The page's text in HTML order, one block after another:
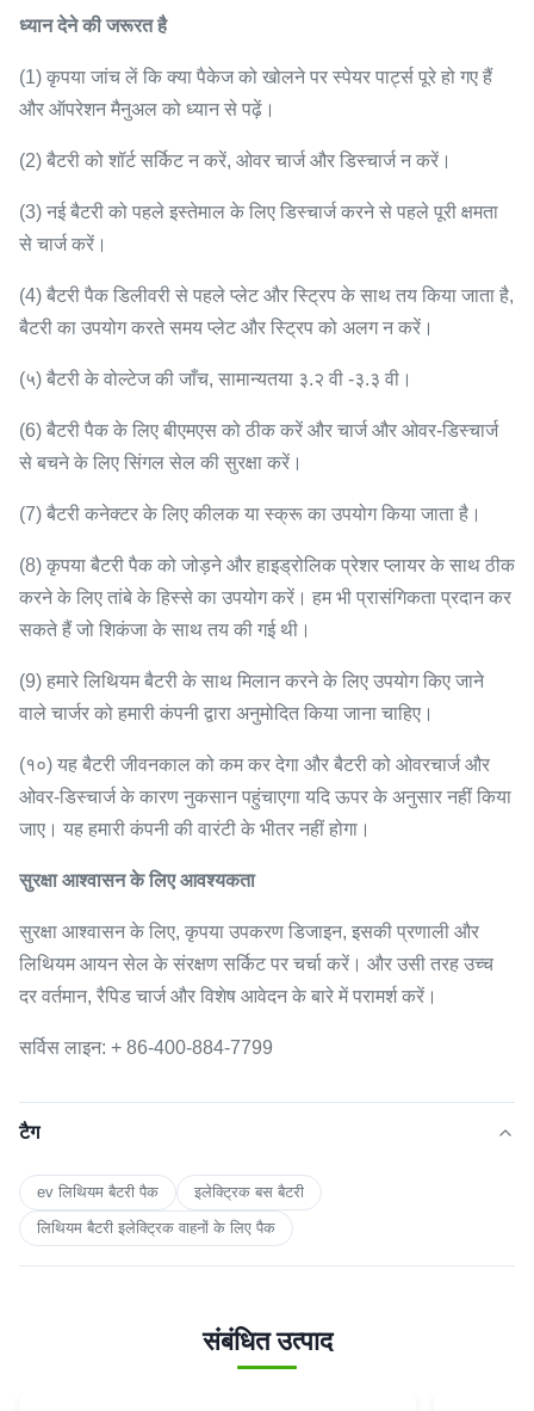
ध्यान देने की जरूरत है
(1) कृपया जांच लें कि क्या पैकेज को खोलने पर स्पेयर पार्ट्स पूरे हो गए हैं
और ऑपरेशन मैनुअल को ध्यान से पढ़ें।
(2) बैटरी को शॉर्ट सर्किट न करें, ओवर चार्ज और डिस्चार्ज न करें।
(3) नई बैटरी को पहले इस्तेमाल के लिए डिस्चार्ज करने से पहले पूरी क्षमता
से चार्ज करें।
(4) बैटरी पैक डिलीवरी से पहले प्लेट और स्ट्रिप के साथ तय किया जाता है,
बैटरी का उपयोग करते समय प्लेट और स्ट्रिप को अलग न करें।
(५) बैटरी के वोल्टेज की जाँच, सामान्यतया ३.२ वी -३.३ वी।
(6) बैटरी पैक के लिए बीएमएस को ठीक करें और चार्ज और ओवर-डिस्चार्ज
से बचने के लिए सिंगल सेल की सुरक्षा करें।
(7) बैटरी कनेक्टर के लिए कीलक या स्क्रू का उपयोग किया जाता है।
(8) कृपया बैटरी पैक को जोड़ने और हाइड्रोलिक प्रेशर प्लायर के साथ ठीक
करने के लिए तांबे के हिस्से का उपयोग करें। हम भी प्रासंगिकता प्रदान कर
सकते हैं जो शिकंजा के साथ तय की गई थी।
(9) हमारे लिथियम बैटरी के साथ मिलान करने के लिए उपयोग किए जाने
वाले चार्जर को हमारी कंपनी द्वारा अनुमोदित किया जाना चाहिए।
(१०) यह बैटरी जीवनकाल को कम कर देगा और बैटरी को ओवरचार्ज और
ओवर-डिस्चार्ज के कारण नुकसान पहुंचाएगा यदि ऊपर के अनुसार नहीं किया
जाए। यह हमारी कंपनी की वारंटी के भीतर नहीं होगा।
सुरक्षा आश्वासन के लिए आवश्यकता
सुरक्षा आश्वासन के लिए, कृपया उपकरण डिजाइन, इसकी प्रणाली और
लिथियम आयन सेल के संरक्षण सर्किट पर चर्चा करें। और उसी तरह उच्च
दर वर्तमान, रैपिड चार्ज और विशेष आवेदन के बारे में परामर्श करें।
सर्विस लाइन: + 86-400-884-7799
टैग
ev लिथियम बैटरी पैक
इलेक्ट्रिक बस बैटरी
लिथियम बैटरी इलेक्ट्रिक वाहनों के लिए पैक
संबंधित उत्पाद